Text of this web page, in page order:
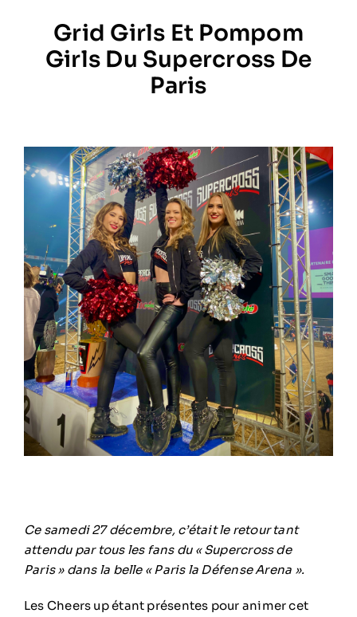
Prestations
Galerie
Formation
Contact
Grid Girls Et Pompom
Girls Du Supercross De
Paris
Ce samedi 27 décembre, c’était le retour tant
attendu par tous les fans du « Supercross de
Paris » dans la belle « Paris la Défense Arena ».
Les Cheers up étant présentes pour animer cet